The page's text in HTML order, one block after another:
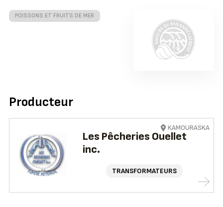
POISSONS ET FRUITS DE MER
Producteur
Les Pêcheries Ouellet
inc.
TRANSFORMATEURS
KAMOURASKA